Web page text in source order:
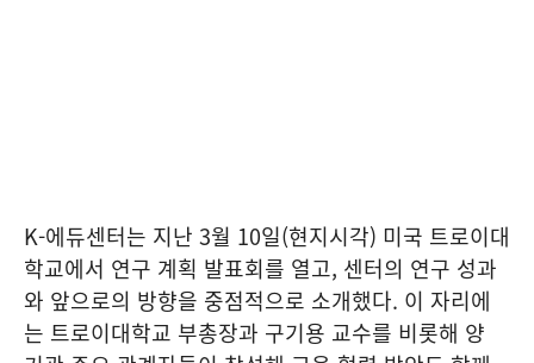
K-에듀센터는 지난 3월 10일(현지시각) 미국 트로이대
학교에서 연구 계획 발표회를 열고, 센터의 연구 성과
와 앞으로의 방향을 중점적으로 소개했다. 이 자리에
는 트로이대학교 부총장과 구기용 교수를 비롯해 양